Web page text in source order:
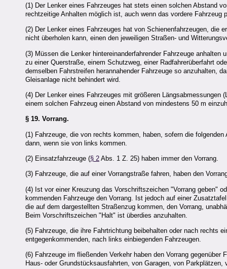
(1) Der Lenker eines Fahrzeuges hat stets einen solchen Abstand
rechtzeitige Anhalten möglich ist, auch wenn das vordere Fahrzeug
(2) Der Lenker eines Fahrzeuges hat von Schienenfahrzeugen, die
nicht überholen kann, einen den jeweiligen Straßen- und
(3) Müssen die Lenker hintereinanderfahrender Fahrzeuge
zu einer Querstraße, einem Schutzweg, einer Radfahrerüberfahrt
demselben Fahrstreifen herannahender Fahrzeuge so anzuhalten,
Gleisanlage nicht behindert wird.
(4) Der Lenker eines Fahrzeuges mit größeren
einem solchen Fahrzeug einen Abstand von mindestens 50 m
§ 19. Vorrang.
(1) Fahrzeuge, die von rechts kommen, haben, sofern die
dann, wenn sie von links kommen.
(2) Einsatzfahrzeuge (§ 2 Abs. 1 Z. 25) haben immer den Vorrang.
(3) Fahrzeuge, die auf einer Vorrangstraße fahren, haben den
(4) Ist vor einer Kreuzung das Vorschriftszeichen "Vorrang geben"
kommenden Fahrzeuge den Vorrang. Ist jedoch auf einer
die auf dem dargestellten Straßenzug kommen, den Vorrang,
Beim Vorschriftszeichen "Halt" ist überdies anzuhalten.
(5) Fahrzeuge, die ihre Fahrtrichtung beibehalten oder nach rechts
entgegenkommenden, nach links einbiegenden Fahrzeugen.
(6) Fahrzeuge im fließenden Verkehr haben den Vorrang
Haus- oder Grundstücksausfahrten, von Garagen, von